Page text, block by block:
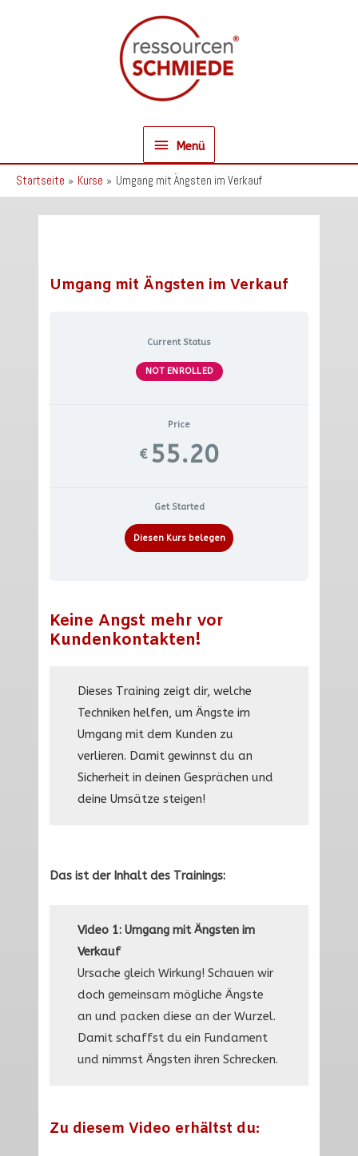
Menü
Menü
Startseite Kurse Umgang mit Ängsten im Verkauf
Umgang mit Ängsten im Verkauf
Current Status
NOT ENROLLED
Price
€ 55.20
Get Started
Diesen Kurs belegen
Keine Angst mehr vor
Kundenkontakten!
Dieses Training zeigt dir, welche
Techniken helfen, um Ängste im
Umgang mit dem Kunden zu
verlieren. Damit gewinnst du an
Sicherheit in deinen Gesprächen und
deine Umsätze steigen!
Das ist der Inhalt des Trainings:
Video 1: Umgang mit Ängsten im
Verkauf
Ursache gleich Wirkung! Schauen wir
doch gemeinsam mögliche Ängste
an und packen diese an der Wurzel.
Damit schaffst du ein Fundament
und nimmst Ängsten ihren Schrecken.
Zu diesem Video erhältst du: